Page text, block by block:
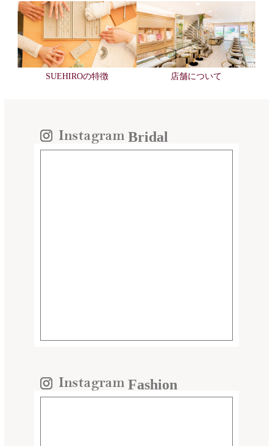
SUEHIROの特徴 店舗について
Bridal
Fashion